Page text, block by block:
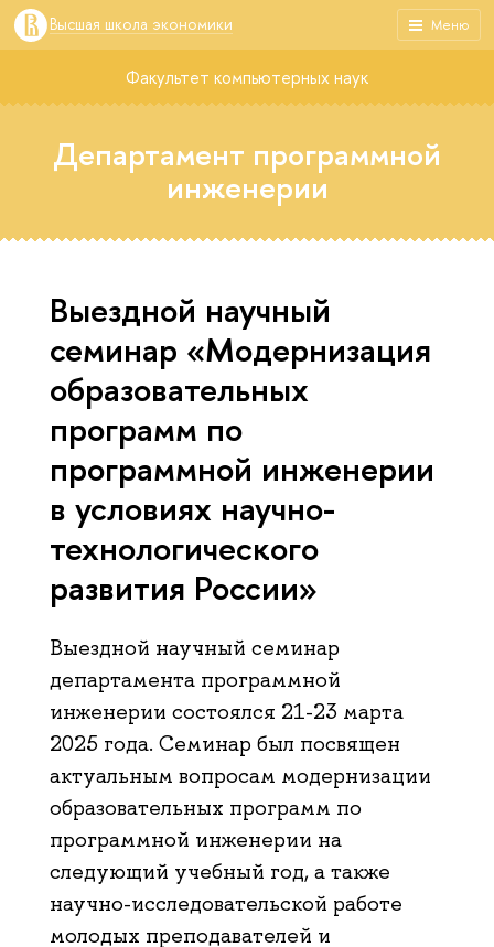
Меню
Высшая школа экономики
Факультет компьютерных наук
Департамент программной
инженерии
Выездной научный
семинар «Модернизация
образовательных
программ по
программной инженерии
в условиях научно-
технологического
развития России»
Выездной научный семинар
департамента программной
инженерии состоялся 21-23 марта
2025 года. Семинар был посвящен
актуальным вопросам модернизации
образовательных программ по
программной инженерии на
следующий учебный год, а также
научно-исследовательской работе
молодых преподавателей и